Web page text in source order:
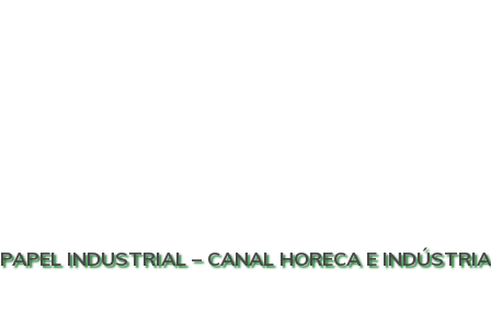
PAPEL INDUSTRIAL – CANAL HORECA E INDÚSTRIA